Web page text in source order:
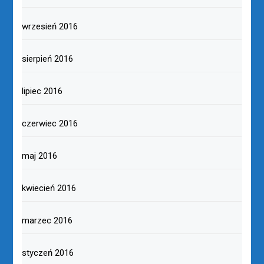
wrzesień 2016
sierpień 2016
lipiec 2016
czerwiec 2016
maj 2016
kwiecień 2016
marzec 2016
styczeń 2016